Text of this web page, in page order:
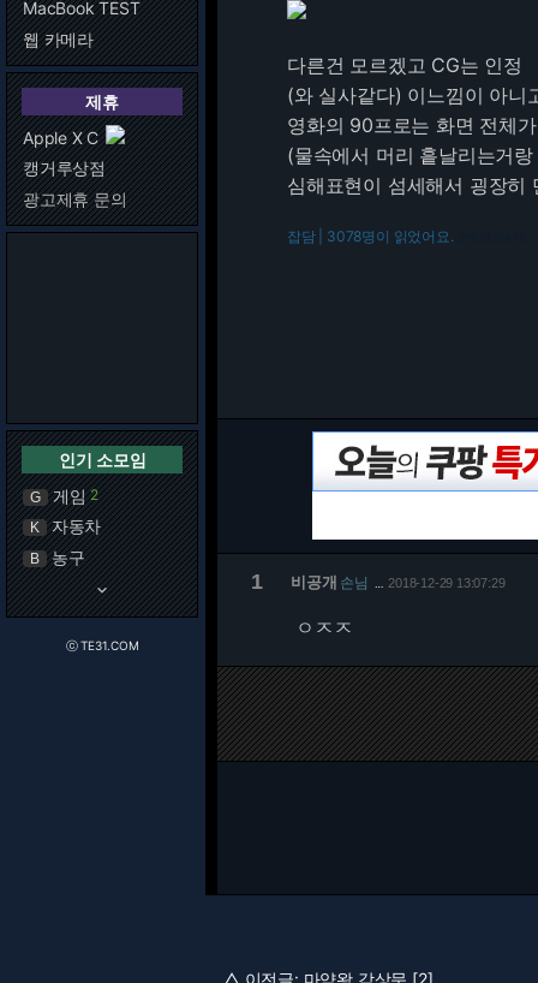
MacBook TEST
웹 카메라
제휴
Apple X C
캥거루상점
광고제휴 문의
인기 소모임
G 게임 2
K 자동차
B 농구
keyboard_arrow_down
ⓒ TE31.COM
다른건 모르겠고 CG는 인정
(와 실사같다) 이느낌이 아니
영화의 90프로는 화면 전체
(물속에서 머리 흩날리는거
심해표현이 섬세해서 굉장히
잡담 | 3078명이 읽었어요.
1 비공개 손님 2018-12-29 13:07:29
ㅇㅈㅈ
△ 이전글: 마약왕 감상문 [2]